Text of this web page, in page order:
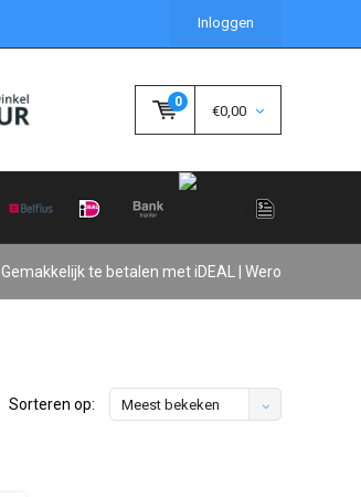
Inloggen
0
€0,00
Gemakkelijk te betalen met iDEAL | Wero
Sorteren op: Meest bekeken